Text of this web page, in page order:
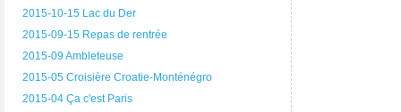
2015-10-15 Lac du Der
2015-09-15 Repas de rentrée
2015-09 Ambleteuse
2015-05 Croisière Croatie-Monténégro
2015-04 Ça c'est Paris